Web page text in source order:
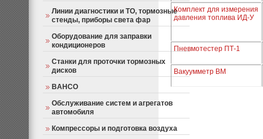
Линии диагностики и ТО, тормозные
стенды, приборы света фар
Оборудование для заправки
кондиционеров
Станки для проточки тормозных
дисков
BAHCO
Обслуживание систем и агрегатов
автомобиля
Компрессоры и подготовка воздуха
Комплект для измерения
давления топлива ИД-У
Пневмотестер ПТ-1
Вакуумметр ВМ